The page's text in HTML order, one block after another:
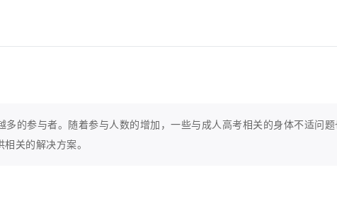
多的参与者。随着参与人数的增加，一些与成人高考相关的身体不适问
关的解决方案。